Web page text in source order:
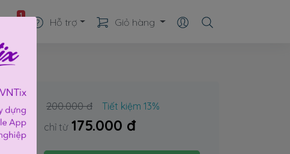
1
Hỗ trợ Giỏ hàng
200.000 đ
Tiết kiệm 13%
chỉ từ 175.000 đ